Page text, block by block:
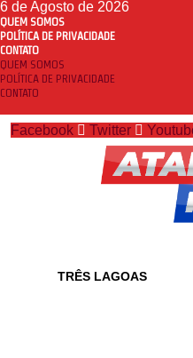
6 de Agosto de 2026
QUEM SOMOS
POLÍTICA DE PRIVACIDADE
CONTATO
QUEM SOMOS
POLÍTICA DE PRIVACIDADE
CONTATO
Facebook Twitter